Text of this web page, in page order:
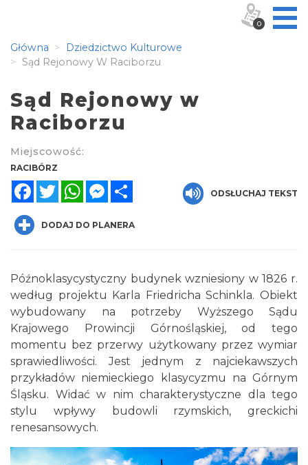
Główna
Dziedzictwo Kulturowe
Sąd Rejonowy W Raciborzu
Sąd Rejonowy w
Raciborzu
Miejscowość:
RACIBÓRZ
FacebookTwitterWhatsAppMessenger
ODSŁUCHAJ TEKST
DODAJ DO PLANERA
Późnoklasycystyczny budynek wzniesiony w 1826 r.
według projektu Karla Friedricha Schinkla. Obiekt
wybudowany na potrzeby Wyższego Sądu
Krajowego Prowincji Górnośląskiej, od tego
momentu bez przerwy użytkowany przez wymiar
sprawiedliwości. Jest jednym z najciekawszych
przykładów niemieckiego klasycyzmu na Górnym
Śląsku. Widać w nim charakterystyczne dla tego
stylu wpływy budowli rzymskich, greckichi
renesansowych.
0